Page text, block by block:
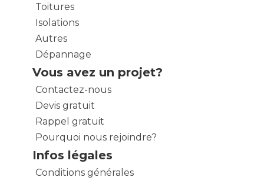
Toitures
Isolations
Autres
Dépannage
Vous avez un projet?
Contactez-nous
Devis gratuit
Rappel gratuit
Pourquoi nous rejoindre?
Infos légales
Conditions générales